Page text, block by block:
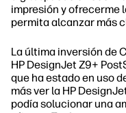
impresión y ofrecerme
permita alcanzar más
La última inversión de
HP DesignJet Z9+
que ha estado en uso
más ver la HP
podía solucionar una